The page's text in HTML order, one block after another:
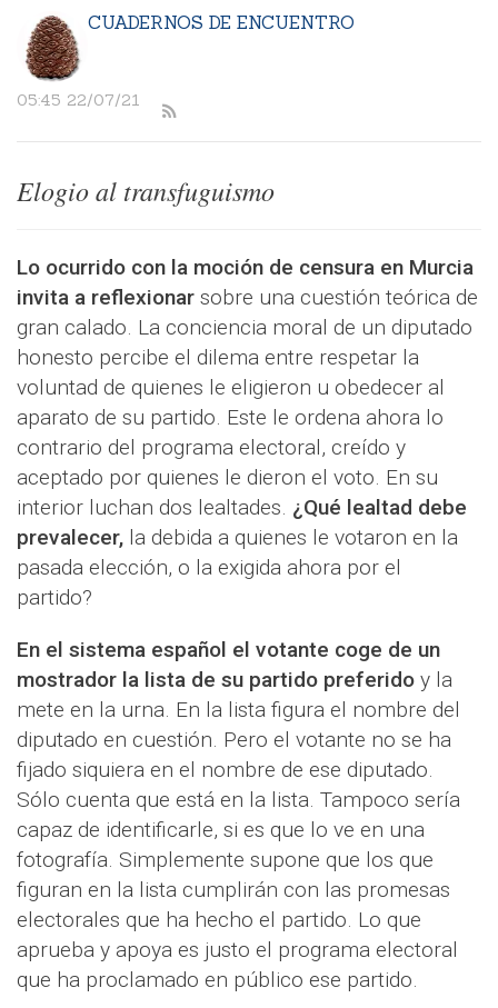
CUADERNOS DE ENCUENTRO
05:45 22/07/21
Elogio al transfuguismo
Lo ocurrido con la moción de censura en Murcia
invita a reflexionar sobre una cuestión teórica de
gran calado. La conciencia moral de un diputado
honesto percibe el dilema entre respetar la
voluntad de quienes le eligieron u obedecer al
aparato de su partido. Este le ordena ahora lo
contrario del programa electoral, creído y
aceptado por quienes le dieron el voto. En su
interior luchan dos lealtades. ¿Qué lealtad debe
prevalecer, la debida a quienes le votaron en la
pasada elección, o la exigida ahora por el
partido?
En el sistema español el votante coge de un
mostrador la lista de su partido preferido y la
mete en la urna. En la lista figura el nombre del
diputado en cuestión. Pero el votante no se ha
fijado siquiera en el nombre de ese diputado.
Sólo cuenta que está en la lista. Tampoco sería
capaz de identificarle, si es que lo ve en una
fotografía. Simplemente supone que los que
figuran en la lista cumplirán con las promesas
electorales que ha hecho el partido. Lo que
aprueba y apoya es justo el programa electoral
que ha proclamado en público ese partido.